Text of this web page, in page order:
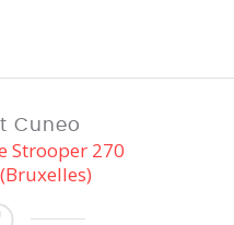
Cuneo
Strooper 270